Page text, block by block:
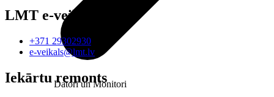
Datori un Monitori
LMT e-veikals
+371 29302930
e-veikals@lmt.lv
Iekārtu remonts